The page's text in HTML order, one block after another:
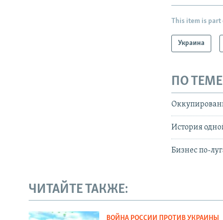
This item is part
Украина
ПО ТЕМЕ
История
Бизнес по-
ЧИТАЙТЕ ТАКЖЕ:
ВОЙНА РОССИИ ПРОТИВ УКРАИНЫ